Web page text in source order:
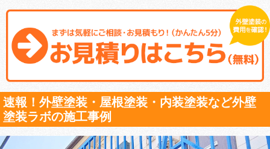
速報！外壁塗装・屋根塗装・内装塗装など外壁
塗装ラボの施工事例